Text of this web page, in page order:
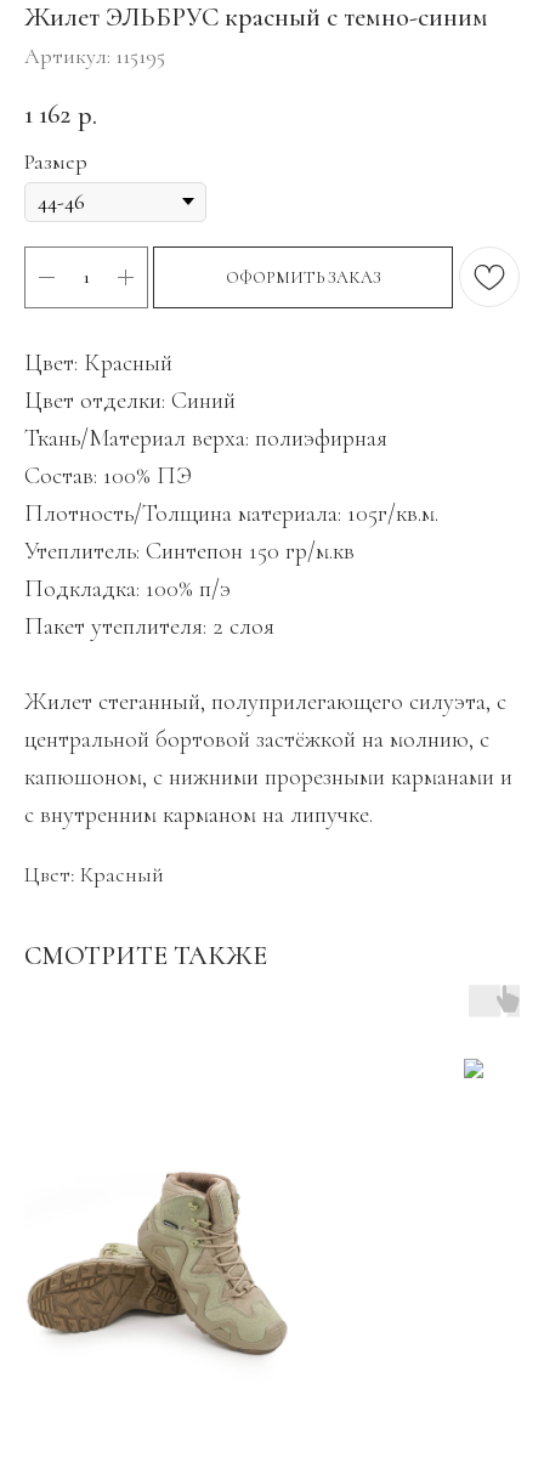
Жилет ЭЛЬБРУС красный с темно-синим
Артикул: 115195
1 162 р.
Размер
ОФОРМИТЬ ЗАКАЗ
Цвет: Красный
Цвет отделки: Синий
Ткань/Материал верха: полиэфирная
Состав: 100% ПЭ
Плотность/Толщина материала: 105г/кв.м.
Утеплитель: Синтепон 150 гр/м.кв
Подкладка: 100% п/э
Пакет утеплителя: 2 слоя
Жилет стеганный, полуприлегающего силуэта, с
центральной бортовой застёжкой на молнию, с
капюшоном, с нижними прорезными карманами и
с внутренним карманом на липучке.
Цвет: Красный
СМОТРИТЕ ТАКЖЕ